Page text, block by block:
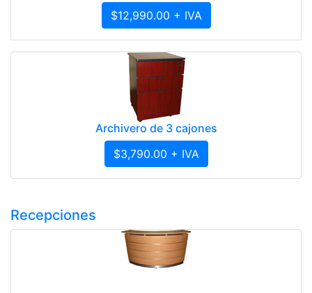
$12,990.00 + IVA
Archivero de 3 cajones
$3,790.00 + IVA
Recepciones